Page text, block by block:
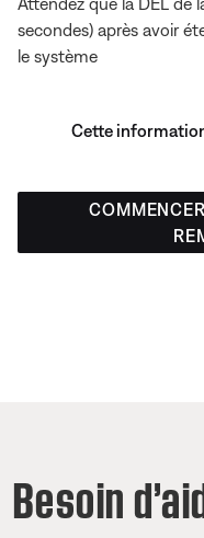
secondes) après avoir
le système
Cette
Besoin